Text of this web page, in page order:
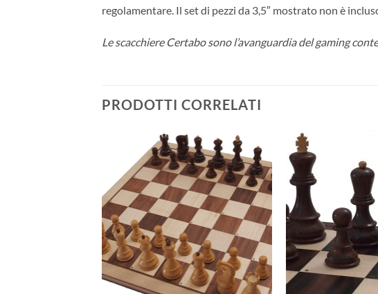
regolamentare. Il set di pezzi da 3,5″ mostrato non è
Le scacchiere Certabo sono l’avanguardia del gaming
PRODOTTI CORRELATI
Aggiungi
alla lista
dei
desideri